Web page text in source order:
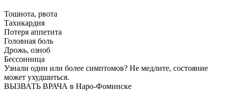
Тошнота, рвота
Тахикардия
Потеря аппетита
Головная боль
Дрожь, озноб
Бессонница
Узнали один или более симптомов? Не медлите, состояние
может ухудшиться.
ВЫЗВАТЬ ВРАЧА в Наро-Фоминске